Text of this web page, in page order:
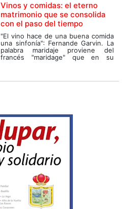
Vinos y comidas: el eterno
matrimonio que se consolida
con el paso del tiempo
"El vino hace de una buena comida
una sinfonía": Fernande Garvin. La
palabra maridaje proviene del
francés "maridage" que en su